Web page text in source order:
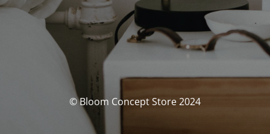
© Bloom Concept Store 2024